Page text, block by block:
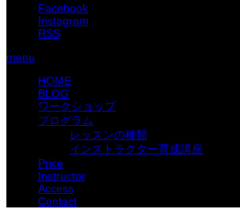
Facebook
Instagram
RSS
menu
HOME
BLOG
ワークショップ
プログラム
レッスンの種類
インストラクター育成講座
Price
Instructor
Access
Contact